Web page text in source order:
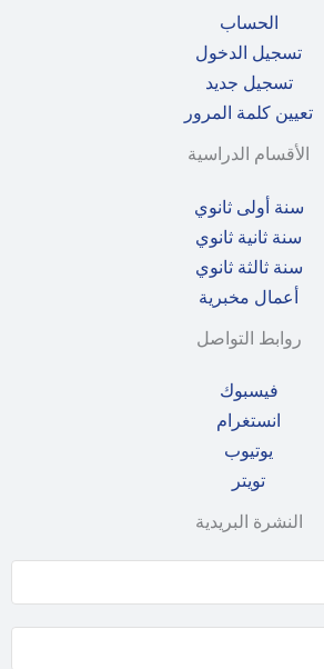
الحساب
تسجيل الدخول
تسجيل جديد
تعيين كلمة المرور
الأقسام الدراسية
سنة أولى ثانوي
سنة ثانية ثانوي
سنة ثالثة ثانوي
أعمال مخبرية
روابط التواصل
فيسبوك
انستغرام
يوتيوب
تويتر
النشرة البريدية